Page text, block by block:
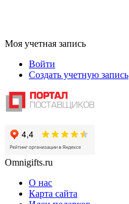
Моя учетная запись
Войти
Создать учетную запись
Omnigifts.ru
О нас
Карта сайта